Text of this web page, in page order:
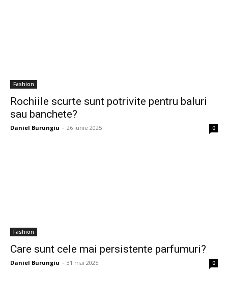
Fashion
Rochiile scurte sunt potrivite pentru baluri
sau banchete?
Daniel Burungiu - 26 iunie 2025 0
Fashion
Care sunt cele mai persistente parfumuri?
Daniel Burungiu - 31 mai 2025 0